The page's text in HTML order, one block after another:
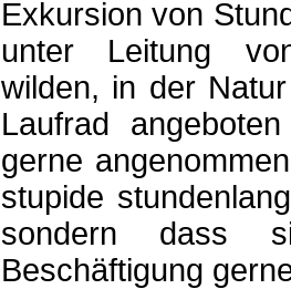
Exkursion von
unter Leitung
wilden, in der
Laufrad
gerne
stupide
sondern dass
Beschäftigung